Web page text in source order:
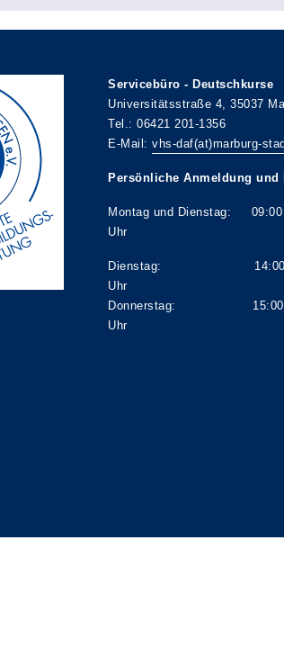
Servicebüro - Deutschkurse
Universitätsstraße 4, 35037
Tel.: 06421 201-1356
E-Mail: vhs-daf(at)marburg-
Persönliche Anmeldung und
Montag und Dienstag: 09:00
Uhr
Dienstag: 14:00 -
Uhr
Donnerstag: 15:00 -
Uhr